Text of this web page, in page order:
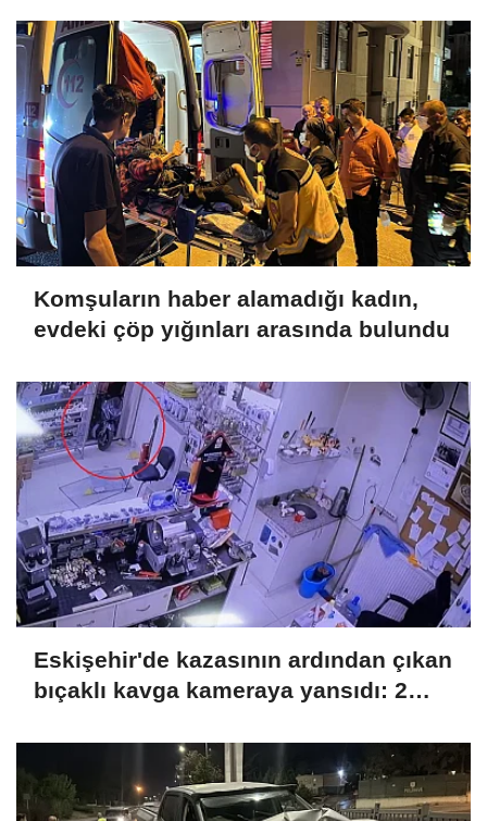
Komşuların haber alamadığı kadın,
evdeki çöp yığınları arasında bulundu
Eskişehir'de kazasının ardından çıkan
bıçaklı kavga kameraya yansıdı: 2